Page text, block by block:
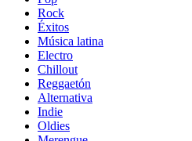
Rock
Éxitos
Música latina
Electro
Chillout
Reggaetón
Alternativa
Indie
Oldies